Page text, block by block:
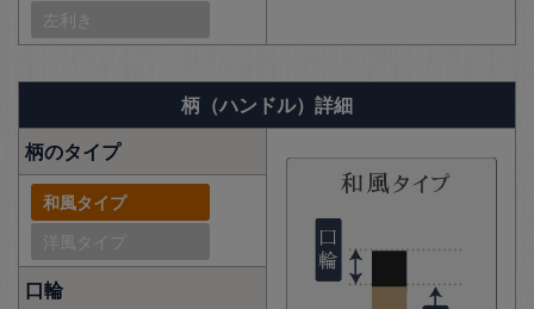
左利き
柄（ハンドル）詳細
柄のタイプ
和風タイプ
洋風タイプ
口輪